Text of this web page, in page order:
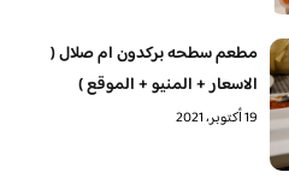
مطعم سطحه بركدون ام صلال (
الاسعار + المنيو + الموقع )
19 أكتوبر، 2021